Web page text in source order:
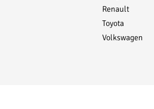
Renault
Toyota
Volkswagen